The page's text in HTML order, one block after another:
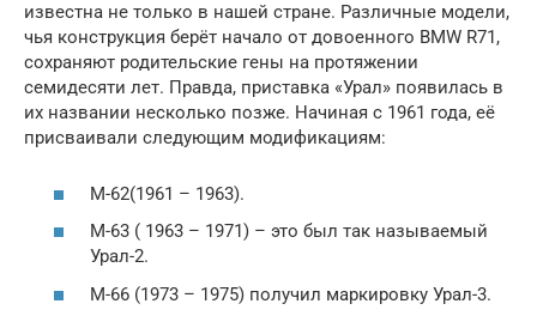
известна не только в нашей стране. Различные модели,
чья конструкция берёт начало от довоенного BMW R71,
сохраняют родительские гены на протяжении
семидесяти лет. Правда, приставка «Урал» появилась в
их названии несколько позже. Начиная с 1961 года, её
присваивали следующим модификациям:
М-62(1961 – 1963).
М-63 ( 1963 – 1971) – это был так называемый
Урал-2.
М-66 (1973 – 1975) получил маркировку Урал-3.